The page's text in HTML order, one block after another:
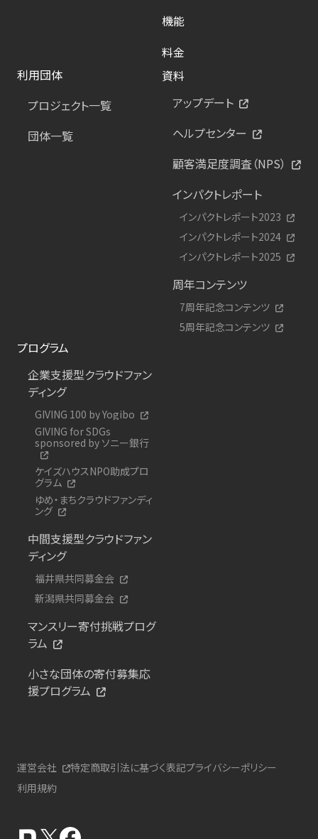
機能
料金
利用団体
プロジェクト一覧
団体一覧
資料
アップデート
ヘルプセンター
顧客満足度調査（NPS）
インパクトレポート
インパクトレポート2023
インパクトレポート2024
インパクトレポート2025
周年コンテンツ
7周年記念コンテンツ
5周年記念コンテンツ
プログラム
企業支援型クラウドファン
ディング
GIVING 100 by Yogibo
GIVING for SDGs
sponsored by ソニー銀行
ケイズハウスNPO助成プロ
グラム
ゆめ・まちクラウドファンディ
ング
中間支援型クラウドファン
ディング
福井県共同募金会
新潟県共同募金会
マンスリー寄付挑戦プログ
ラム
小さな団体の寄付募集応
援プログラム
運営会社 特定商取引法に基づく表記プライバシーポリシー
利用規約